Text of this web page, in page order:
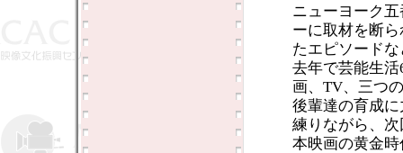
ニューヨーク
ーに取材を断
たエピソード
去年で芸能生
画、TV、三つ
後輩達の育成
練りながら、
本映画の黄金